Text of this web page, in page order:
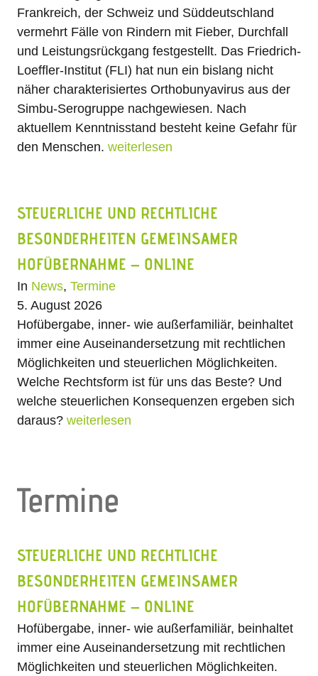
Frankreich, der Schweiz und Süddeutschland
vermehrt Fälle von Rindern mit Fieber, Durchfall
und Leistungsrückgang festgestellt. Das Friedrich-
Loeffler-Institut (FLI) hat nun ein bislang nicht
näher charakterisiertes Orthobunyavirus aus der
Simbu-Serogruppe nachgewiesen. Nach
aktuellem Kenntnisstand besteht keine Gefahr für
den Menschen. weiterlesen
STEUERLICHE UND RECHTLICHE
BESONDERHEITEN GEMEINSAMER
HOFÜBERNAHME – ONLINE
In News, Termine
5. August 2026
Hofübergabe, inner- wie außerfamiliär, beinhaltet
immer eine Auseinandersetzung mit rechtlichen
Möglichkeiten und steuerlichen Möglichkeiten.
Welche Rechtsform ist für uns das Beste? Und
welche steuerlichen Konsequenzen ergeben sich
daraus?weiterlesen
Termine
STEUERLICHE UND RECHTLICHE
BESONDERHEITEN GEMEINSAMER
HOFÜBERNAHME – ONLINE
Hofübergabe, inner- wie außerfamiliär, beinhaltet
immer eine Auseinandersetzung mit rechtlichen
Möglichkeiten und steuerlichen Möglichkeiten.